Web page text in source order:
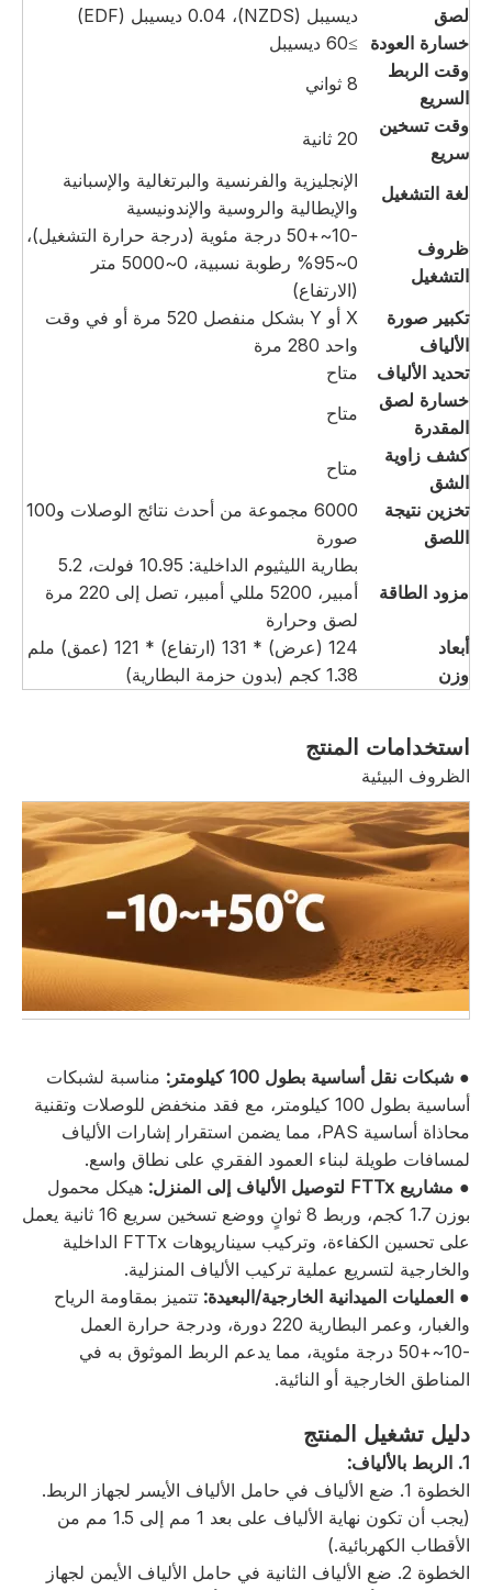
لصق
ديسيبل (NZDS)، 0.04 ديسيبل (EDF)
خسارة العودة
≥60 ديسيبل
وقت الربط
السريع
8 ثواني
وقت تسخين
سريع
20 ثانية
لغة التشغيل
الإنجليزية والفرنسية والبرتغالية والإسبانية
والإيطالية والروسية والإندونيسية
ظروف
التشغيل
-10~+50 درجة مئوية (درجة حرارة التشغيل)،
0~95% رطوبة نسبية، 0~5000 متر
(الارتفاع)
تكبير صورة
الألياف
X أو Y بشكل منفصل 520 مرة أو في وقت
واحد 280 مرة
تحديد الألياف
متاح
خسارة لصق
المقدرة
متاح
كشف زاوية
الشق
متاح
تخزين نتيجة
اللصق
6000 مجموعة من أحدث نتائج الوصلات و100
صورة
مزود الطاقة
بطارية الليثيوم الداخلية: 10.95 فولت، 5.2
أمبير، 5200 مللي أمبير، تصل إلى 220 مرة
لصق وحرارة
أبعاد
124 (عرض) * 131 (ارتفاع) * 121 (عمق) ملم
وزن
1.38 كجم (بدون حزمة البطارية)
استخدامات المنتج
الظروف البيئية
● شبكات نقل أساسية بطول 100 كيلومتر:
مناسبة لشبكات
أساسية بطول 100 كيلومتر، مع فقد منخفض للوصلات وتقنية
محاذاة أساسية PAS، مما يضمن استقرار إشارات الألياف
لمسافات طويلة لبناء العمود الفقري على نطاق واسع.
● مشاريع FTTx لتوصيل الألياف إلى المنزل:
هيكل محمول
بوزن 1.7 كجم، وربط 8 ثوانٍ ووضع تسخين سريع 16 ثانية يعمل
على تحسين الكفاءة، وتركيب سيناريوهات FTTx الداخلية
والخارجية لتسريع عملية تركيب الألياف المنزلية.
● العمليات الميدانية الخارجية/البعيدة: تتميز بمقاومة الرياح
والغبار، وعمر البطارية 220 دورة، ودرجة حرارة العمل
-10~+50 درجة مئوية، مما يدعم الربط الموثوق به في
المناطق الخارجية أو النائية.
دليل تشغيل المنتج
1. الربط بالألياف:
الخطوة 1. ضع الألياف في حامل الألياف الأيسر لجهاز الربط.
(يجب أن تكون نهاية الألياف على بعد 1 مم إلى 1.5 مم من
الأقطاب الكهربائية.)
الخطوة 2. ضع الألياف الثانية في حامل الألياف الأيمن لجهاز